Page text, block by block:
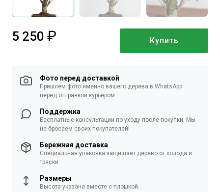
5 250 Купить
Фото перед доставкой
Пришлем фото именно вашего дерева в WhatsApp
перед отправкой курьером.
Поддержка
Бесплатные консультации по уходу после покупки. Мы
не бросаем своих покупателей!
Бережная доставка
Специальная упаковка защищает дерево от холода и
тряски.
Размеры
Высота указана вместе с плошкой.